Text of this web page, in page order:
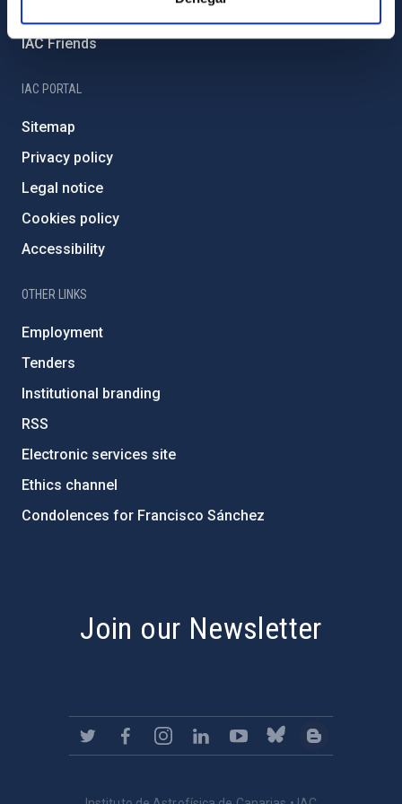
IAC Friends
IAC PORTAL
Sitemap
Privacy policy
Legal notice
Cookies policy
Accessibility
OTHER LINKS
Employment
Tenders
Institutional branding
RSS
Electronic services site
Ethics channel
Condolences for Francisco Sánchez
Join our Newsletter